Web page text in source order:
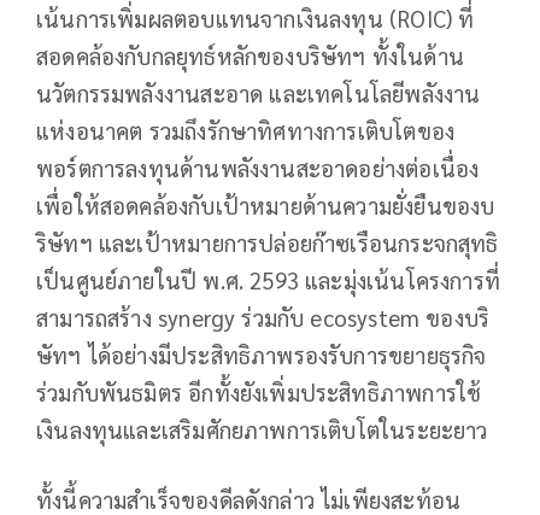
เน้นการเพิ่มผลตอบแทนจากเงินลงทุน (ROIC) ที่
สอดคล้องกับกลยุทธ์หลักของบริษัทฯ ทั้งในด้าน
นวัตกรรมพลังงานสะอาด และเทคโนโลยีพลังงาน
แห่งอนาคต รวมถึงรักษาทิศทางการเติบโตของ
พอร์ตการลงทุนด้านพลังงานสะอาดอย่างต่อเนื่อง
เพื่อให้สอดคล้องกับเป้าหมายด้านความยั่งยืนของบ
ริษัทฯ และเป้าหมายการปล่อยก๊าซเรือนกระจกสุทธิ
เป็นศูนย์ภายในปี พ.ศ. 2593 และมุ่งเน้นโครงการที่
สามารถสร้าง synergy ร่วมกับ ecosystem ของบริ
ษัทฯ ได้อย่างมีประสิทธิภาพรองรับการขยายธุรกิจ
ร่วมกับพันธมิตร อีกทั้งยังเพิ่มประสิทธิภาพการใช้
เงินลงทุนและเสริมศักยภาพการเติบโตในระยะยาว
ทั้งนี้ความสำเร็จของดีลดังกล่าว ไม่เพียงสะท้อน